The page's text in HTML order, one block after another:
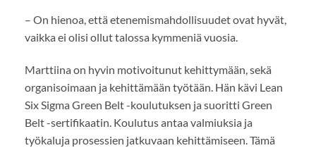
– On hienoa, että etenemismahdollisuudet ovat hyvät,
vaikka ei olisi ollut talossa kymmeniä vuosia.
Marttiina on hyvin motivoitunut kehittymään, sekä
organisoimaan ja kehittämään työtään. Hän kävi Lean
Six Sigma Green Belt -koulutuksen ja suoritti Green
Belt -sertifikaatin. Koulutus antaa valmiuksia ja
työkaluja prosessien jatkuvaan kehittämiseen. Tämä